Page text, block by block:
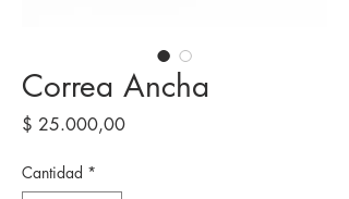
Correa Ancha
$ 25.000,00Precio
Cantidad *